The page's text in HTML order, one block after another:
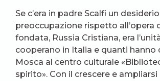
Se c’era in padre Scalfi un
preoccupazione rispetto all’opera
fondata, Russia Cristiana, era
cooperano in Italia e quanti hanno
Mosca al centro culturale
spirito». Con il crescere e ampliarsi